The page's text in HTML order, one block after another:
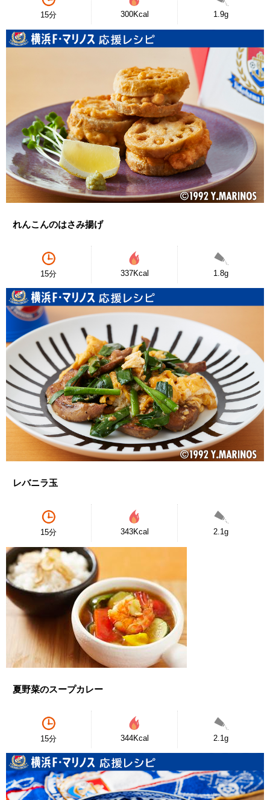
15分 300Kcal 1.9g
れんこんのはさみ揚げ
15分 337Kcal 1.8g
レバニラ玉
15分 343Kcal 2.1g
夏野菜のスープカレー
15分 344Kcal 2.1g